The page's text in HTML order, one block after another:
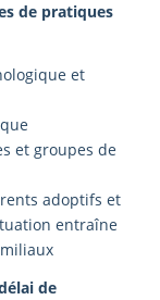
de pratiques
et
et groupes de
adoptifs et
entraîne
de